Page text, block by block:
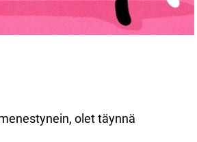
olet täynnä